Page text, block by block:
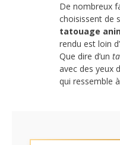
De nombreux
choisissent de
tatouage
rendu est loin
Que dire d’un
avec des yeux
qui ressemble